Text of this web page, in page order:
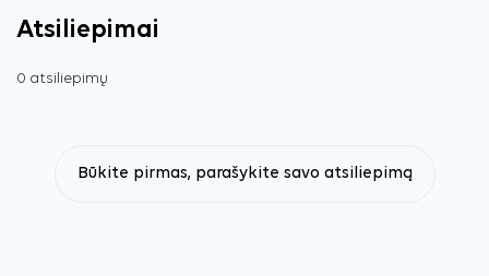
Atsiliepimai
0 atsiliepimų
Būkite pirmas, parašykite savo atsiliepimą